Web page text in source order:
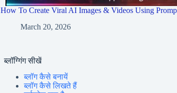
How To Create Viral AI Images & Videos Using
March 20, 2026
ब्लॉग्गिंग सीखें
ब्लॉग कैसे बनायें
ब्लॉग कैसे लिखते हैं